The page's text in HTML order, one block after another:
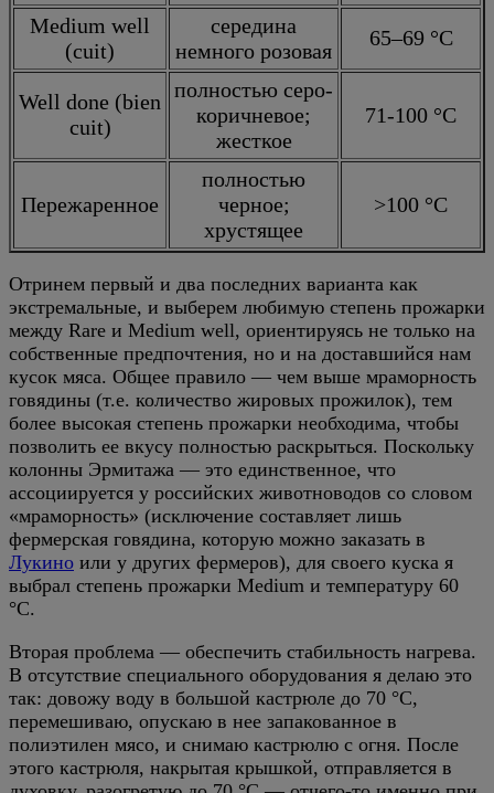
Medium well
(cuit)
середина
немного розовая
65–69 °C
Well done (bien
cuit)
полностью серо-
коричневое;
жесткое
71-100 °C
Пережаренное
полностью
черное;
хрустящее
>100 °C
Отринем первый и два последних варианта как
экстремальные, и выберем любимую степень прожарки
между Rare и Medium well, ориентируясь не только на
собственные предпочтения, но и на доставшийся нам
кусок мяса. Общее правило — чем выше мраморность
говядины (т.е. количество жировых прожилок), тем
более высокая степень прожарки необходима, чтобы
позволить ее вкусу полностью раскрыться. Поскольку
колонны Эрмитажа — это единственное, что
ассоциируется у российских животноводов со словом
«мраморность» (исключение составляет лишь
фермерская говядина, которую можно заказать в
Лукино или у других фермеров), для своего куска я
выбрал степень прожарки Medium и температуру 60
°C.
Вторая проблема — обеспечить стабильность нагрева.
В отсутствие специального оборудования я делаю это
так: довожу воду в большой кастрюле до 70 °C,
перемешиваю, опускаю в нее запакованное в
полиэтилен мясо, и снимаю кастрюлю с огня. После
этого кастрюля, накрытая крышкой, отправляется в